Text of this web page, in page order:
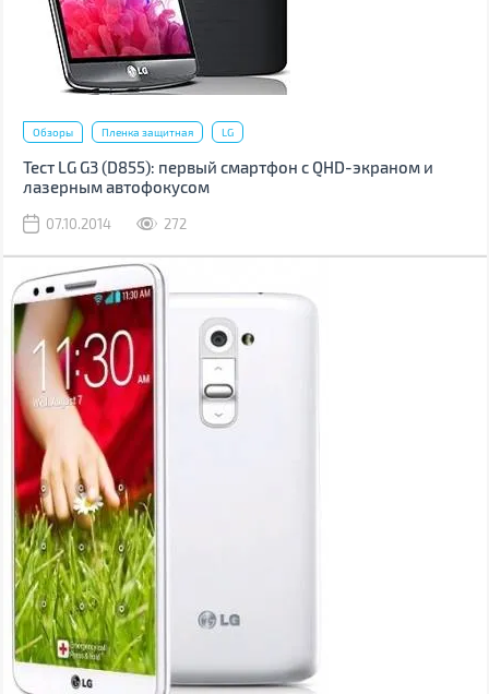
Обзоры Пленка защитная LG
Тест LG G3 (D855): первый смартфон с QHD-экраном и
лазерным автофокусом
07.10.2014 272